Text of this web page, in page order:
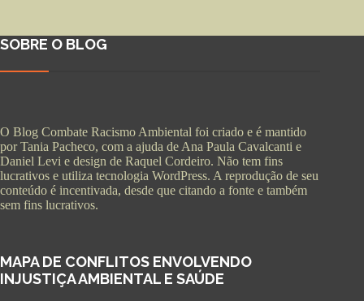
SOBRE O BLOG
O Blog Combate Racismo Ambiental foi criado e é mantido
por Tania Pacheco, com a ajuda de Ana Paula Cavalcanti e
Daniel Levi e design de Raquel Cordeiro. Não tem fins
lucrativos e utiliza tecnologia WordPress. A reprodução de seu
conteúdo é incentivada, desde que citando a fonte e também
sem fins lucrativos.
MAPA DE CONFLITOS ENVOLVENDO
INJUSTIÇA AMBIENTAL E SAÚDE